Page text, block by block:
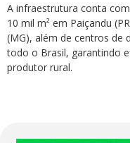
A infraestrutura conta
10 mil m² em Paiçandu
(MG), além de centros de
todo o Brasil, garantindo
produtor rural.